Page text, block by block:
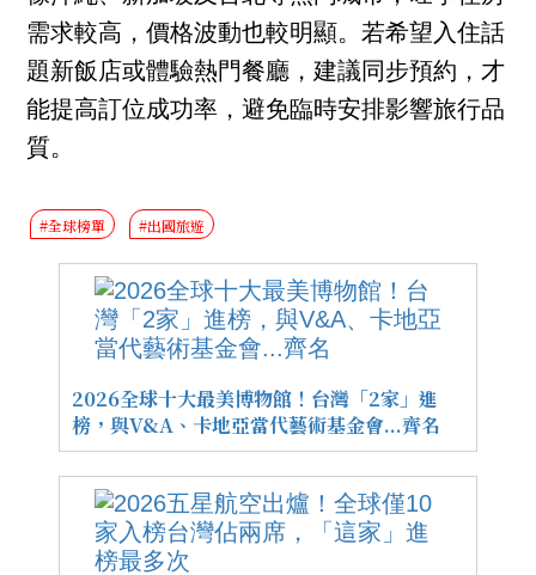
需求較高，價格波動也較明顯。若希望入住話
題新飯店或體驗熱門餐廳，建議同步預約，才
能提高訂位成功率，避免臨時安排影響旅行品
質。
#全球榜單 #出國旅遊
2026全球十大最美博物館！台灣「2家」進
榜，與V&A、卡地亞當代藝術基金會...齊名